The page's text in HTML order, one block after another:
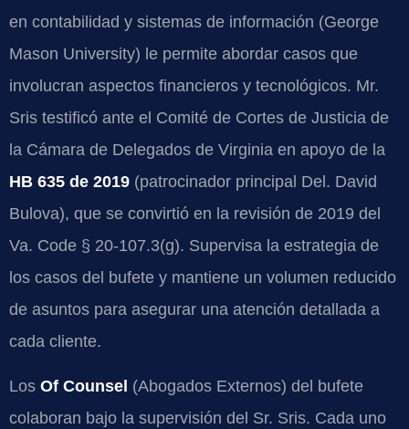
en contabilidad y sistemas de información (George
Mason University) le permite abordar casos que
involucran aspectos financieros y tecnológicos. Mr.
Sris testificó ante el Comité de Cortes de Justicia de
la Cámara de Delegados de Virginia en apoyo de la
HB 635 de 2019 (patrocinador principal Del. David
Bulova), que se convirtió en la revisión de 2019 del
Va. Code § 20-107.3(g). Supervisa la estrategia de
los casos del bufete y mantiene un volumen reducido
de asuntos para asegurar una atención detallada a
cada cliente.
Los Of Counsel (Abogados Externos) del bufete
colaboran bajo la supervisión del Sr. Sris. Cada uno